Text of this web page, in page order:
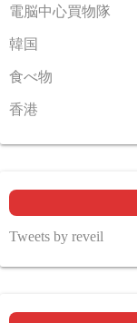
電脳中心買物隊
韓国
食べ物
香港
Tweets by reveil